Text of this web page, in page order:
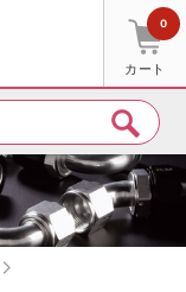
カート
0